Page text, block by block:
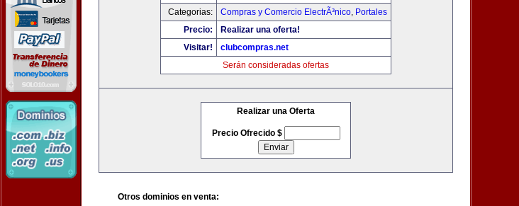
Categorias:
Compras y Comercio ElectrÃ³nico, Portales
Precio:
Realizar una oferta!
Visitar!
clubcompras.net
Serán consideradas ofertas
Realizar una Oferta
Precio Ofrecido $
Otros dominios en venta: